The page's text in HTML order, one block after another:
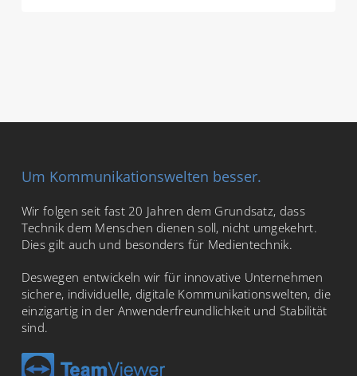
Um Kommunikationswelten besser.
Wir folgen seit fast 20 Jahren dem Grundsatz, dass
Technik dem Menschen dienen soll, nicht umgekehrt.
Dies gilt auch und besonders für Medientechnik.
Deswegen entwickeln wir für innovative Unternehmen
sichere, individuelle, digitale Kommunikationswelten, die
einzigartig in der Anwenderfreundlichkeit und Stabilität
sind.